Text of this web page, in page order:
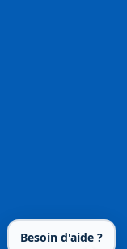
Besoin d'aide ?